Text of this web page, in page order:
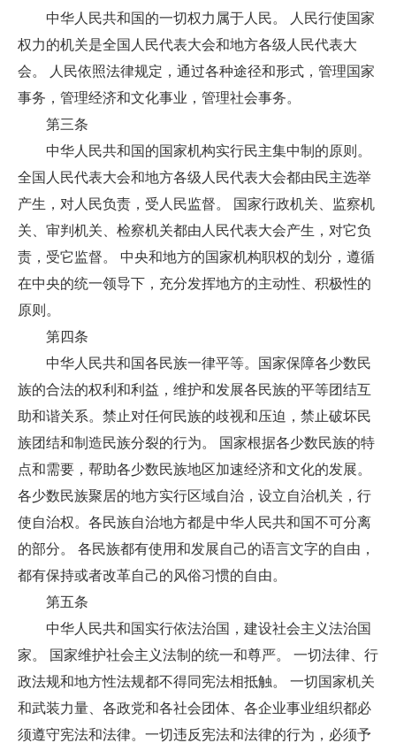
中华人民共和国的一切权力属于人民。 人民行使国家
权力的机关是全国人民代表大会和地方各级人民代表大
会。 人民依照法律规定，通过各种途径和形式，管理国家
事务，管理经济和文化事业，管理社会事务。
第三条
中华人民共和国的国家机构实行民主集中制的原则。
全国人民代表大会和地方各级人民代表大会都由民主选举
产生，对人民负责，受人民监督。 国家行政机关、监察机
关、审判机关、检察机关都由人民代表大会产生，对它负
责，受它监督。 中央和地方的国家机构职权的划分，遵循
在中央的统一领导下，充分发挥地方的主动性、积极性的
原则。
第四条
中华人民共和国各民族一律平等。国家保障各少数民
族的合法的权利和利益，维护和发展各民族的平等团结互
助和谐关系。禁止对任何民族的歧视和压迫，禁止破坏民
族团结和制造民族分裂的行为。 国家根据各少数民族的特
点和需要，帮助各少数民族地区加速经济和文化的发展。
各少数民族聚居的地方实行区域自治，设立自治机关，行
使自治权。各民族自治地方都是中华人民共和国不可分离
的部分。 各民族都有使用和发展自己的语言文字的自由，
都有保持或者改革自己的风俗习惯的自由。
第五条
中华人民共和国实行依法治国，建设社会主义法治国
家。 国家维护社会主义法制的统一和尊严。 一切法律、行
政法规和地方性法规都不得同宪法相抵触。 一切国家机关
和武装力量、各政党和各社会团体、各企业事业组织都必
须遵守宪法和法律。一切违反宪法和法律的行为，必须予